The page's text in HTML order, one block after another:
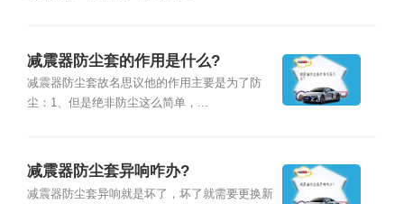
减震器防尘套的作用是什么?
减震器防尘套故名思议他的作用主要是为了防
尘：1、但是绝非防尘这么简单，...
减震器防尘套异响咋办?
减震器防尘套异响就是坏了，坏了就需要更换新